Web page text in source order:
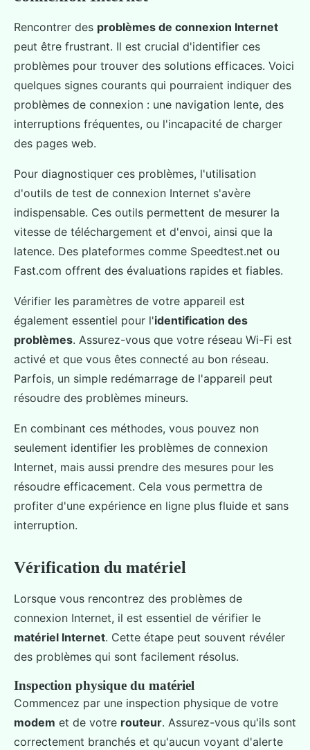
Rencontrer des problèmes de connexion Internet
peut être frustrant. Il est crucial d'identifier ces
problèmes pour trouver des solutions efficaces. Voici
quelques signes courants qui pourraient indiquer des
problèmes de connexion : une navigation lente, des
interruptions fréquentes, ou l'incapacité de charger
des pages web.
Pour diagnostiquer ces problèmes, l'utilisation
d'outils de test de connexion Internet s'avère
indispensable. Ces outils permettent de mesurer la
vitesse de téléchargement et d'envoi, ainsi que la
latence. Des plateformes comme Speedtest.net ou
Fast.com offrent des évaluations rapides et fiables.
Vérifier les paramètres de votre appareil est
également essentiel pour l'identification des
problèmes. Assurez-vous que votre réseau Wi-Fi est
activé et que vous êtes connecté au bon réseau.
Parfois, un simple redémarrage de l'appareil peut
résoudre des problèmes mineurs.
En combinant ces méthodes, vous pouvez non
seulement identifier les problèmes de connexion
Internet, mais aussi prendre des mesures pour les
résoudre efficacement. Cela vous permettra de
profiter d'une expérience en ligne plus fluide et sans
interruption.
Vérification du matériel
Lorsque vous rencontrez des problèmes de
connexion Internet, il est essentiel de vérifier le
matériel Internet. Cette étape peut souvent révéler
des problèmes qui sont facilement résolus.
Inspection physique du matériel
Commencez par une inspection physique de votre
modem et de votre routeur. Assurez-vous qu'ils sont
correctement branchés et qu'aucun voyant d'alerte